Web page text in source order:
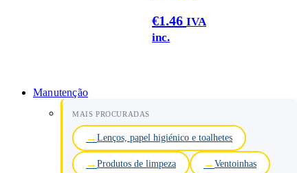
€1.46 IVA
inc.
Manutenção
MAIS PROCURADAS
Lenços, papel higiénico e toalhetes
Produtos de limpeza Ventoinhas